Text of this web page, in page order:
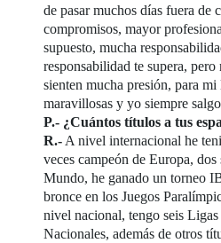
de pasar muchos días fuera de
compromisos, mayor
supuesto, mucha
responsabilidad te supera, pero
sienten mucha presión, para mi
maravillosas y yo siempre
P.- ¿Cuántos títulos a tus
R.- A nivel internacional he
veces campeón de Europa, dos
Mundo, he ganado un torneo
bronce en los Juegos
nivel nacional, tengo seis
Nacionales, además de otros